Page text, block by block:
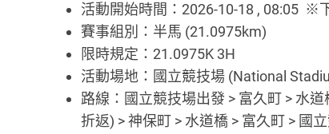
活動開始時間：2026-10-18 , 08:05 ※
賽事組別：半馬 (21.0975km)
限時規定：21.0975K 3H
活動場地：國立競技場 (National
路線：國立競技場出發 > 富久町 > 水
折返) > 神保町 > 水道橋 > 富久町 > 國